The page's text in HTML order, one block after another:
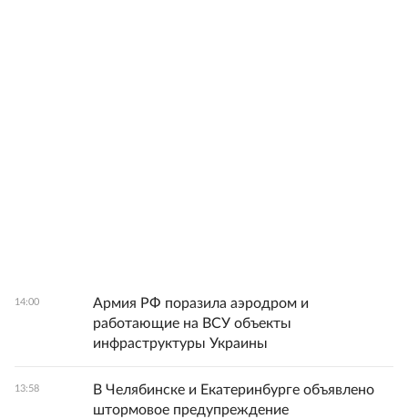
14:00
Армия РФ поразила аэродром и
работающие на ВСУ объекты
инфраструктуры Украины
13:58
В Челябинске и Екатеринбурге объявлено
штормовое предупреждение